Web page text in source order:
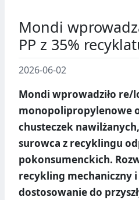
Mondi
PP z 35%
2026-06-02
Mondi wprowadziło re/
monopolipropylenowe
chusteczek
surowca z recyklingu
pokonsumenckich.
recykling mechaniczny i
dostosowanie do